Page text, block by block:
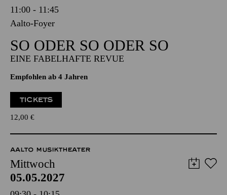
Dienstag
04.05.2027
11:00 - 11:45
Aalto-Foyer
SO ODER SO ODER SO
EINE FABELHAFTE REVUE
Empfohlen ab 4 Jahren
12,00€
AALTO MUSIKTHEATER